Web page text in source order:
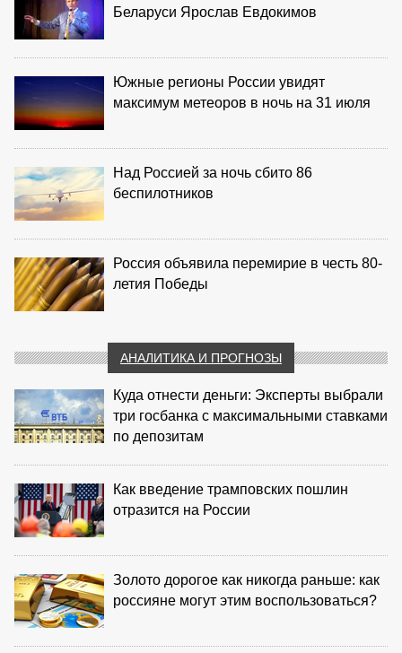
Беларуси Ярослав Евдокимов
Южные регионы России увидят
максимум метеоров в ночь на 31 июля
Над Россией за ночь сбито 86
беспилотников
Россия объявила перемирие в честь 80-
летия Победы
АНАЛИТИКА И ПРОГНОЗЫ
Куда отнести деньги: Эксперты выбрали
три госбанка с максимальными ставками
по депозитам
Как введение трамповских пошлин
отразится на России
Золото дорогое как никогда раньше: как
россияне могут этим воспользоваться?